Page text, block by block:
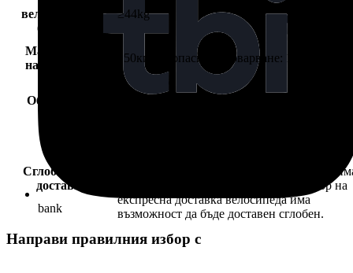
велосипеда: (с
батерия)
≥44kg
Максимално
натоварване
150кг (безопасно натоварване: 120 кг)
Общ размер
Сглобяване и
доставка
други дребни компоненти. В комплекта
инструменти са сглобяване). При избор на
експресна доставка велосипеда има
възможност да бъде доставен сглобен.
bank
Направи правилния избор с